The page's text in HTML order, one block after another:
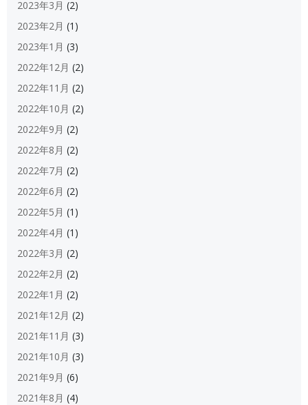
2023年3月 (2)
2023年2月 (1)
2023年1月 (3)
2022年12月 (2)
2022年11月 (2)
2022年10月 (2)
2022年9月 (2)
2022年8月 (2)
2022年7月 (2)
2022年6月 (2)
2022年5月 (1)
2022年4月 (1)
2022年3月 (2)
2022年2月 (2)
2022年1月 (2)
2021年12月 (2)
2021年11月 (3)
2021年10月 (3)
2021年9月 (6)
2021年8月 (4)